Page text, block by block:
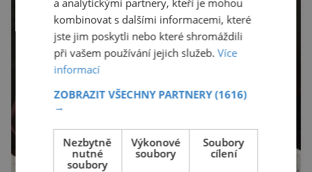
a analytickými partnery, kteří je mohou
kombinovat s dalšími informacemi, které
jste jim poskytli nebo které shromáždili
při vašem používání jejich služeb.Více
informací
ZOBRAZIT VŠECHNY PARTNERY(1616)
→
Nezbytně
nutné
soubory
Výkonové
soubory
Soubory
cílení